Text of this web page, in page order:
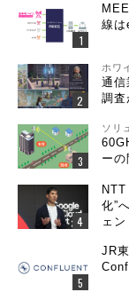
線
ホワ
通
調査
ソリ
ー
化”
ェン
JR